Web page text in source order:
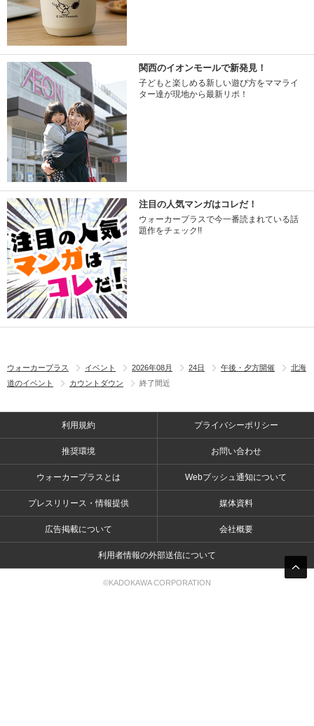
関西のイオンモールで新発見！
子どもと楽しめる新しい遊び方をママライ
ター達が現地から最新リポ！
注目の人気マンガはコレだ！
ウォーカープラスで今一番読まれている話
題作をチェック!!
ウォーカープラス イベント 2026年08月 24日 午後・夕方開催
北海
道のイベント
カウントダウン 終了間近
利用規約 プライバシーポリシー
推奨環境 お問い合わせ
ウォーカープラスとは Webプッシュ通知について
プレスリリース・情報提供 媒体資料
広告掲載について 会社概要
利用者情報の外部送信について
©KADOKAWA CORPORATION